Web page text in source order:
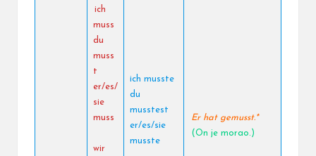
ich
muss
du
muss
t
er/es/
sie
muss
wir
ich musste
du
musstest
er/es/sie
musste
Er hat gemusst.*
(On je morao.)